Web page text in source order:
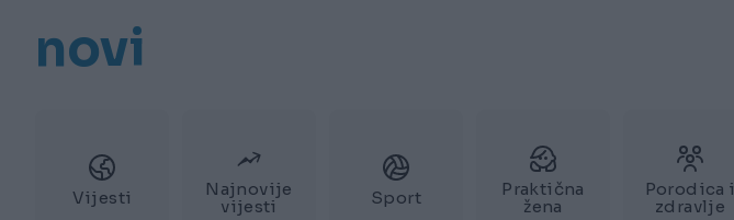
novi
Vijesti
Najnovije
vijesti
Sport
Praktična
žena
Porodica i
zdravlje